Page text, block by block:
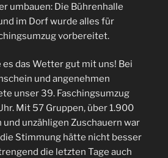
umbauen: Die Bührenhalle
im Dorf wurde alles für
vorbereitet.
das Wetter gut mit uns! Bei
und angenehmen
unser 39. Faschingsumzug
Mit 57 Gruppen, über 1.900
unzähligen Zuschauern war
Stimmung hätte nicht besser
die letzten Tage auch